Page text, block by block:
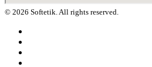
© 2026 Softetik. All rights reserved.